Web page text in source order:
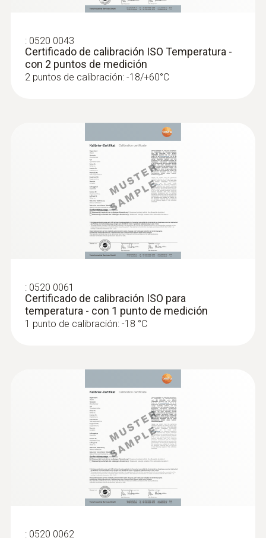
El termómetro de penetración por
certificado según la norma EN 13485. Por
ello, es idóneo para su uso en el sector de
la alimentación
protectora TopSafe, que es resistente y
estanca al agua de acuerdo con la clase
de protección IP67. Si fuera necesario, la
funda puede lavarse en el lavavajillas.
Gracias a la broca para alimentos
congelados, medirá incluso la temperatura
interior de los alimentos congelados.
Tanto el soporte de pared/cinturón como
la tapa de protección para la sonda de
almacenamiento seguro del termómetro
conforme a APPCC
Termómetro de penetración por infrarrojos
testo 826-T4, se incluye la funda protectora
TopSafe, el soporte de pared/cinturón, la tapa
de protección de la sonda, la broca para
alimentos congelados y las pilas.
: 0520 0043
Certificado de calibración ISO Temperatura -
con 2 puntos de medición
2 puntos de calibración: -18/+60°C
: 0520 0061
Certificado de calibración ISO para
temperatura - con 1 punto de medición
1 punto de calibración: -18 °C
: 0520 0062